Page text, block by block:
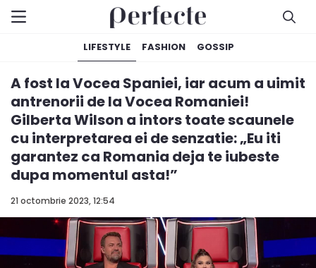
LIFESTYLE FASHION GOSSIP
21 octombrie 2023, 12:54
A fost la Vocea Spaniei, iar acum a uimit
antrenorii de la Vocea Romaniei!
Gilberta Wilson a intors toate scaunele
cu interpretarea ei de senzatie: „Eu iti
garantez ca Romania deja te iubeste
dupa momentul asta!”